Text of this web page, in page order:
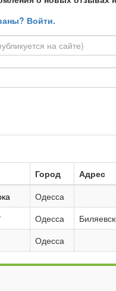
Войти.
Город Адрес
Одесса
Одесса
Одесса